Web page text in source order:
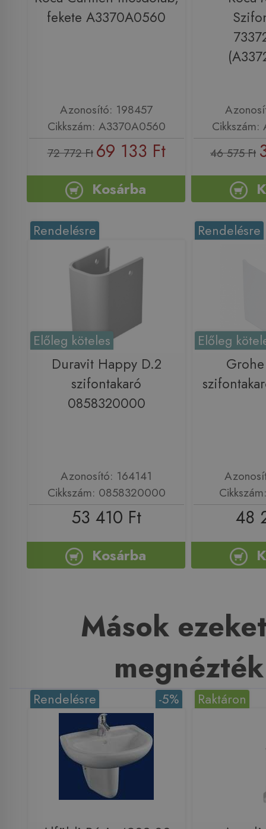
fekete A3370A0560
Azonosító: 198457
Cikkszám: A3370A0560
72 772 Ft 69 133 Ft
Kosárba
46 575 Ft
Rendelésre
Előleg köteles
Duravit Happy D.2
szifontakaró
0858320000
Azonosító: 164141
Cikkszám: 0858320000
53 410 Ft
Kosárba
Rendelésre
Előleg
48
Mások
megnézték
-5%
Rendelésre Raktáron